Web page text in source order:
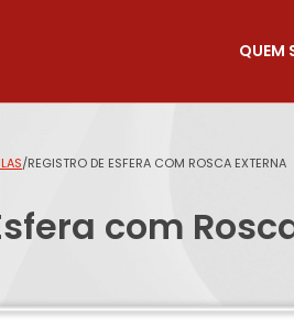
QUEM
/REGISTRO DE ESFERA COM ROSCA EXTERNA
com